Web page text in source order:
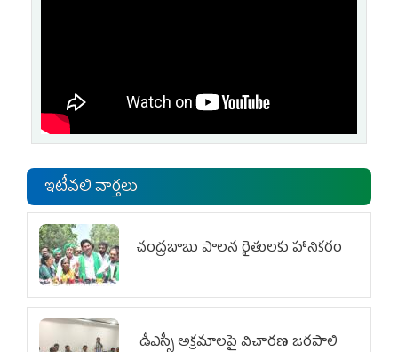
ఇటీవలి వార్తలు
చంద్రబాబు పాలన రైతులకు హానికరం
డీఎస్సీ అక్రమాలపై విచారణ జరపాలి